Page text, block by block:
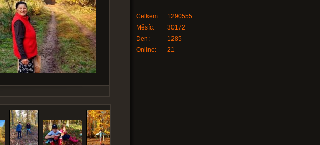
Online: 21
Celkem:
1290555
Měsíc:
30172
Den:
1285